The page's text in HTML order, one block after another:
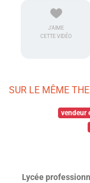
J'AIME
CETTE VIDÉO
SUR LE MÊME
vendeur
Lycée